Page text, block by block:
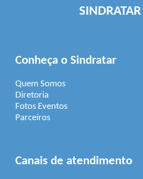
SINDRATAR
Conheça o Sindratar
Quem Somos
Diretoria
Fotos Eventos
Parceiros
Canais de atendimento